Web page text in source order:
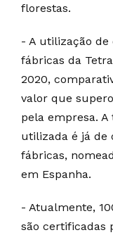
florestas.
- A utilização de
fábricas da
2020,
valor que
pela empresa.
utilizada é já de
fábricas,
em Espanha.
- Atualmente,
são certificadas